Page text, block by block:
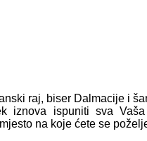
raj, biser Dalmacije i
iznova ispuniti sva
na koje ćete se